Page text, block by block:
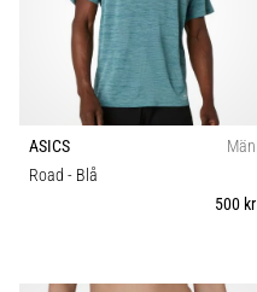
ASICS
Män
Road - Blå
500 kr